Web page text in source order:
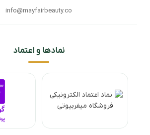
info@mayfairbeauty.co
نمادها و اعتماد